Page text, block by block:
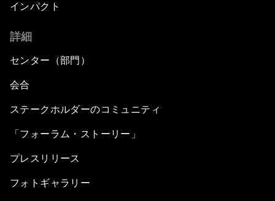
インパクト
詳細
センター（部門）
会合
ステークホルダーのコミュニティ
「フォーラム・ストーリー」
プレスリリース
フォトギャラリー